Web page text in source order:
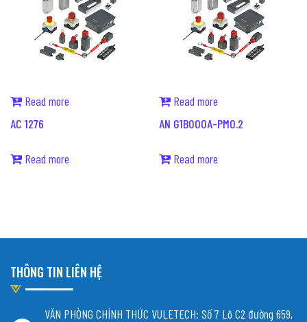
Read more
AC 1276
Read more
Read more
AN G1B000A-PM0.2
Read more
THÔNG TIN LIÊN HỆ
VĂN PHÒNG CHÍNH THỨC VULETECH: Số 7 Lô C2 đường 659,